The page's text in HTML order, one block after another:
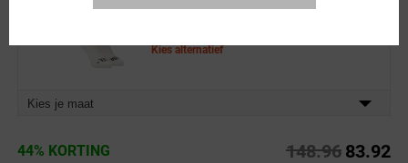
FUTURUM
Kies alternatief
Kies je maat
44% KORTING 148.96 83.92